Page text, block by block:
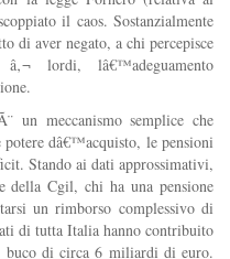
il caos. Sostanzialmente
di aver negato, a chi percepisce
lordi, lâ€™adeguamento
un meccanismo semplice che
potere dâ€™acquisto, le pensioni
Stando ai dati approssimativi,
della Cgil, chi ha una pensione
un rimborso complessivo di
di tutta Italia hanno contribuito
di circa 6 miliardi di euro.